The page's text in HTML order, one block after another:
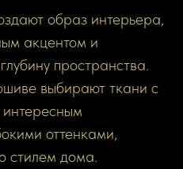
образ интерьера,
акцентом и
пространства.
выбирают ткани с
оттенками,
стилем дома.